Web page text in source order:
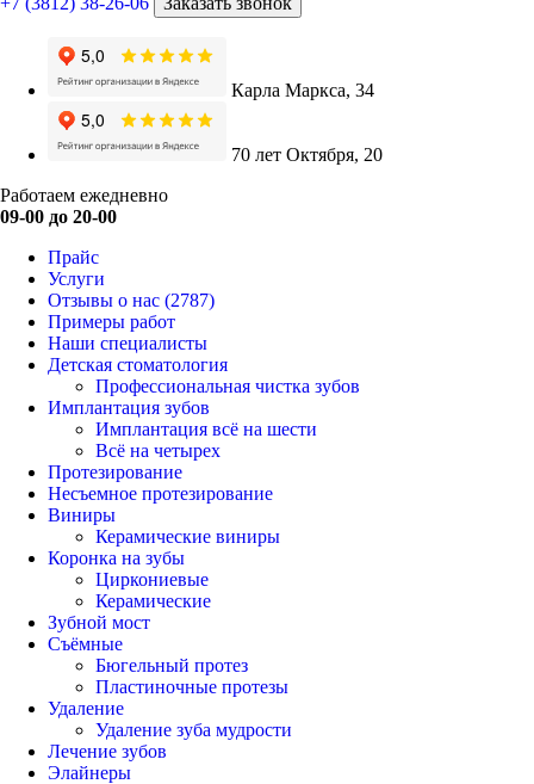
Карла Маркса, 34
70 лет Октября, 20
Работаем ежедневно
09-00 до 20-00
Прайс
Услуги
Отзывы о нас (2787)
Примеры работ
Наши специалисты
Детская стоматология
Профессиональная чистка зубов
Имплантация зубов
Имплантация всё на шести
Всё на четырех
Протезирование
Несъемное протезирование
Виниры
Керамические виниры
Коронка на зубы
Циркониевые
Керамические
Зубной мост
Съёмные
Бюгельный протез
Пластиночные протезы
Удаление
Удаление зуба мудрости
Лечение зубов
Элайнеры